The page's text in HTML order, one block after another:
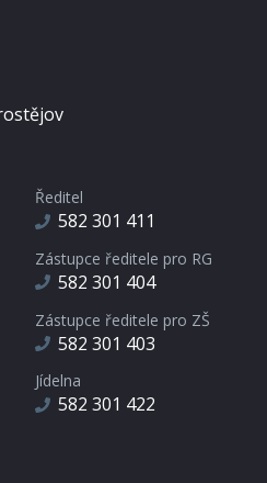
Ředitel
582 301 411
Zástupce ředitele pro RG
582 301 404
Zástupce ředitele pro ZŠ
582 301 403
Jídelna
582 301 422